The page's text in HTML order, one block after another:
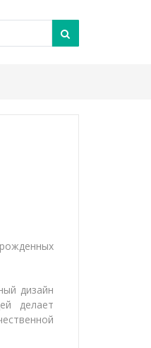
дизайн
делает